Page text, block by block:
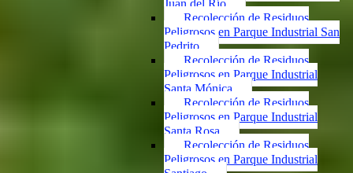
Juan del Río
Recolección de Residuos
Peligrosos en Parque Industrial San
Pedrito
Recolección de Residuos
Peligrosos en Parque Industrial
Santa Mónica
Recolección de Residuos
Peligrosos en Parque Industrial
Santa Rosa
Recolección de Residuos
Peligrosos en Parque Industrial